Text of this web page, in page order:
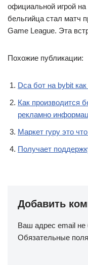
официальной игрой
бельгийца стал матч
Game League. Эта
Похожие публикации:
Dca бот на bybit
Как производится
рекламно
Маркет гуру это
Получает
Добавить
Ваш адрес email не
Обязательные